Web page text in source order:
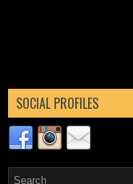
SOCIAL PROFILES